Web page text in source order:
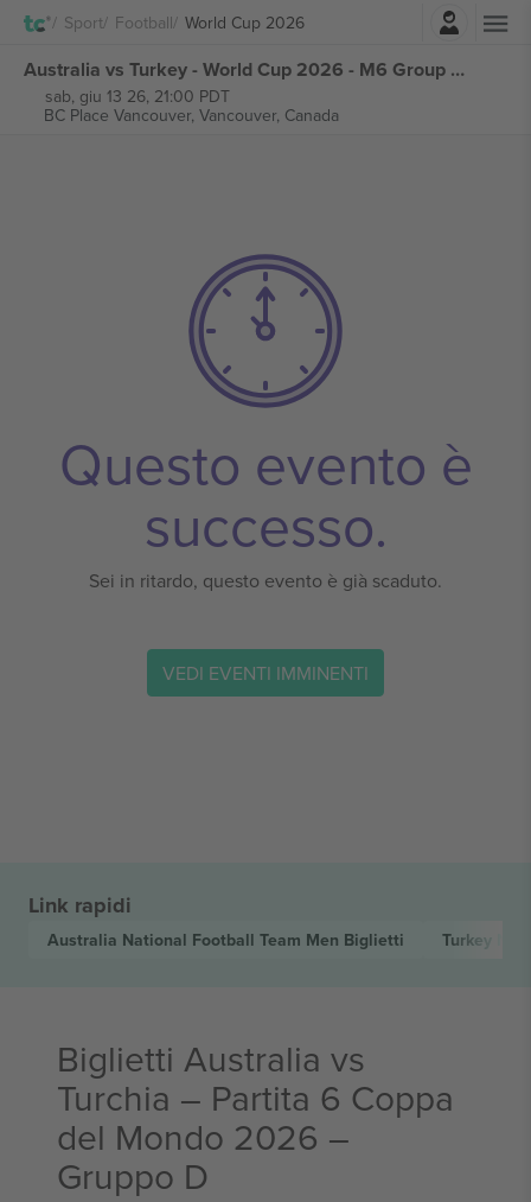
Sport Football World Cup 2026Accesso
Australia vs Turkey - World Cup 2026 - M6 Group D biglietti
sab, giu 13 26, 21:00 PDT
BC Place Vancouver, Vancouver, Canada
Questo evento è
successo.
Sei in ritardo, questo evento è già scaduto.
VEDI EVENTI IMMINENTI
Link rapidi
Australia National Football Team Men Biglietti Turkey
Biglietti Australia vs
Turchia – Partita 6 Coppa
del Mondo 2026 –
Gruppo D